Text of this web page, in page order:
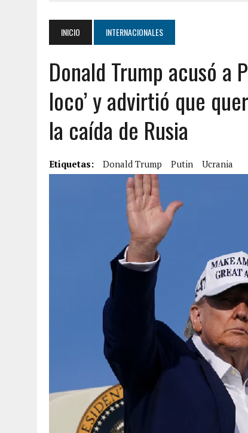
3 AGOSTO, 2026 | LA INCREÍBLE FORMA EN LA QUE
EDIFICIO PETUNIA
7 AGOSTO, 2026
| FUGA DE GAS GENERÓ EXPLOSIÓN EN
7 AGOSTO, 2026 |
HOMBRE ASESINÓ A SU TÍA CON UN
7 AGOSTO, 2026
YARACUY: ASESINARON DOS
7 AGOSTO, 2026 |
LOCALIZARON CUERPO DE ‘LA
6 AGOSTO, 2026 | MISTERIOSA MUERTE DE MODELO EN
INICIO INTERNACIONALES
Donald Trump acusó a
loco’ y advirtió que
la caída de Rusia
Etiquetas: Donald Trump Putin Ucrania